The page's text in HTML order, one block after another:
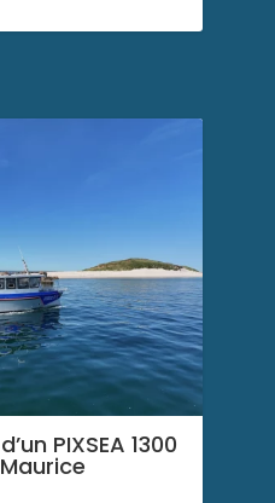
PIXSEA 1300
Maurice